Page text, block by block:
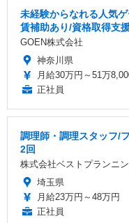
未経験からなれる人気
賃補助あり/資格取得支
GOEN株式会社
神奈川県
月給30万円～51万
正社員
調理師・調理スタッフ/
2回
株式会社ベストプランニ
埼玉県
月給23万円～48万円
正社員